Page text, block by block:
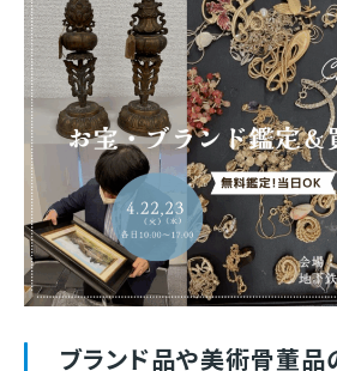
ブランド品や美術骨董